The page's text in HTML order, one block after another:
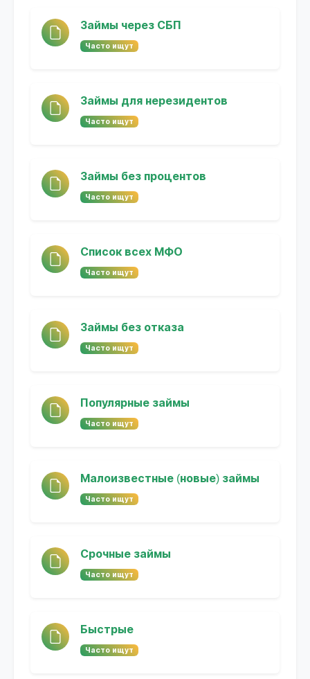
Займы через СБП
Часто ищут
Займы для нерезидентов
Часто ищут
Займы без процентов
Часто ищут
Список всех МФО
Часто ищут
Займы без отказа
Часто ищут
Популярные займы
Часто ищут
Малоизвестные (новые) займы
Часто ищут
Срочные займы
Часто ищут
Быстрые
Часто ищут